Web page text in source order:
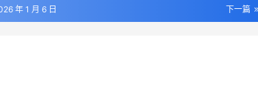
下一篇
年 1 月 6 日